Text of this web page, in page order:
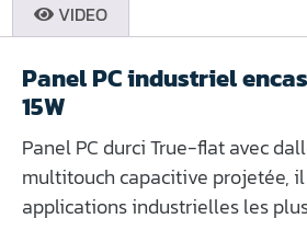
VIDEO
Panel PC industriel
15W
Panel PC durci True-flat avec
multitouch capacitive projetée,
applications industrielles les